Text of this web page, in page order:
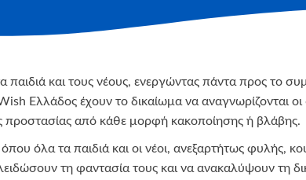
και τους νέους, ενεργώντας πάντα προς το
Ελλάδος έχουν το δικαίωμα να αναγνωρίζονται
προστασίας από κάθε μορφή κακοποίησης ή βλάβης.
όλα τα παιδιά και οι νέοι, ανεξαρτήτως φυλής,
τη φαντασία τους και να ανακαλύψουν τη